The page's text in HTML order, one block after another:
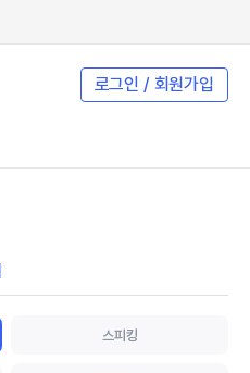
로그인 / 회원가입
스피킹